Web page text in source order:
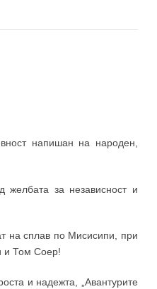
напишан на народен,
желбата за независност и
на сплав по Мисисипи, при
и Том Соер!
и надежта, „Авантурите